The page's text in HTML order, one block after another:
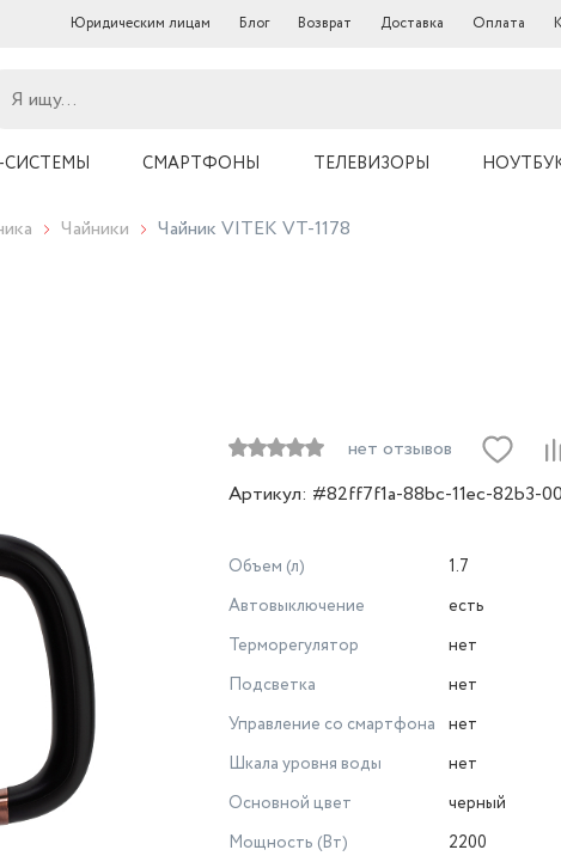
Юридическим лицам Блог Возврат Доставка Оплата
СИСТЕМЫ СМАРТФОНЫ ТЕЛЕВИЗОРЫ
Чайники Чайник VITEK VT-1178
нет отзывов
Артикул: #82ff7f1a-88bc-11ec-82b3-
Объем (л)
1.7
Автовыключение
есть
Терморегулятор
нет
Подсветка
нет
Управление со смартфона нет
Шкала уровня воды
нет
Основной цвет
черный
Мощность (Вт)
2200